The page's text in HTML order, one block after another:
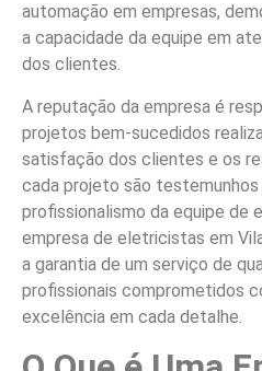
automação em empresas,
a capacidade da equipe em
dos clientes.
A reputação da empresa é
projetos bem-sucedidos
satisfação dos clientes e os
cada projeto são
profissionalismo da equipe de
empresa de eletricistas em
a garantia de um serviço de
profissionais comprometidos
excelência em cada detalhe.